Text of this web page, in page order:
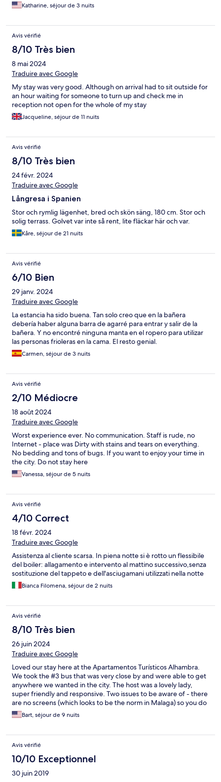
Katharine, séjour de 3 nuits
Avis vérifié
8/10 Très bien
8 mai 2024
Traduire avec Google
My stay was very good. Although on arrival had to sit outside for
an hour waiting for someone to turn up and check me in
reception not open for the whole of my stay
Jacqueline, séjour de 11 nuits
Avis vérifié
8/10 Très bien
24 févr. 2024
Traduire avec Google
Långresa i Spanien
Stor och rymlig lägenhet, bred och skön säng, 180 cm. Stor och
solig terrass. Golvet var inte så rent, lite fläckar här och var.
Kåre, séjour de 21 nuits
Avis vérifié
6/10 Bien
29 janv. 2024
Traduire avec Google
La estancia ha sido buena. Tan solo creo que en la bañera
debería haber alguna barra de agarré para entrar y salir de la
bañera. Y no encontré ninguna manta en el ropero para utilizar
las personas frioleras en la cama. El resto genial.
Carmen, séjour de 3 nuits
Avis vérifié
2/10 Médiocre
18 août 2024
Traduire avec Google
Worst experience ever. No communication. Staff is rude, no
Internet - place was Dirty with stains and tears on everything.
No bedding and tons of bugs. If you want to enjoy your time in
the city. Do not stay here
Vanessa, séjour de 5 nuits
Avis vérifié
4/10 Correct
18 févr. 2024
Traduire avec Google
Assistenza al cliente scarsa. In piena notte si è rotto un flessibile
del boiler: allagamento e intervento al mattino successivo,senza
sostituzione del tappeto e dell'asciugamani utilizzati nella notte
Bianca Filomena, séjour de 2 nuits
Avis vérifié
8/10 Très bien
26 juin 2024
Traduire avec Google
Loved our stay here at the Apartamentos Turísticos Alhambra.
We took the #3 bus that was very close by and were able to get
anywhere we wanted in the city. The host was a lovely lady,
super friendly and responsive. Two issues to be aware of - there
are no screens (which looks to be the norm in Malaga) so you do
need to deal with the occasional mosquito. We had fantastic
weather (80 deg near zero humidity & cool at night) so we loved
A/C to cool the room at the end of the day, it wouldn't work
unless it was set at 22 deg C and even when set at that temp. it
turned on for a minute then stopped working entirely. We didn't
raise the issue because again, we prefer open air but I would
imagine when the weather gets really hot, that would be a major
Bart, séjour de 9 nuits
Avis vérifié
10/10 Exceptionnel
30 juin 2019